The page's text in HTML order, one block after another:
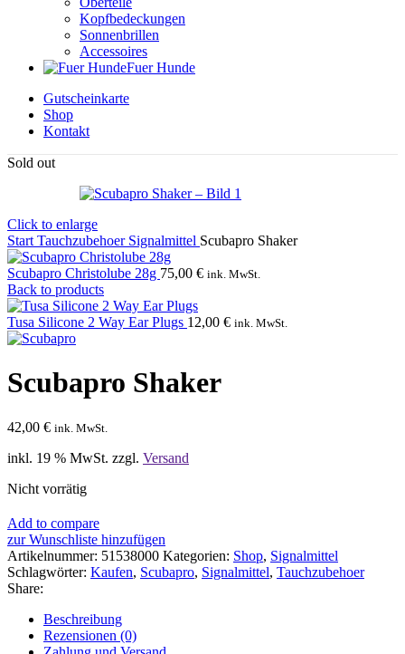
Kopfbedeckungen
Sonnenbrillen
Accessoires
Fuer Hunde
Gutscheinkarte
Shop
Kontakt
Sold out
Click to enlarge
Start Tauchzubehoer Signalmittel Scubapro Shaker
Scubapro Christolube 28g 75,00 € ink. MwSt.
Back to products
Tusa Silicone 2 Way Ear Plugs 12,00 € ink. MwSt.
Scubapro Shaker
42,00 € ink. MwSt.
inkl. 19 % MwSt. zzgl. Versand
Nicht vorrätig
Add to compare
zur Wunschliste hinzufügen
Artikelnummer: 51538000 Kategorien: Shop, Signalmittel
Schlagwörter: Kaufen, Scubapro, Signalmittel, Tauchzubehoer
Share:
Beschreibung
Rezensionen (0)